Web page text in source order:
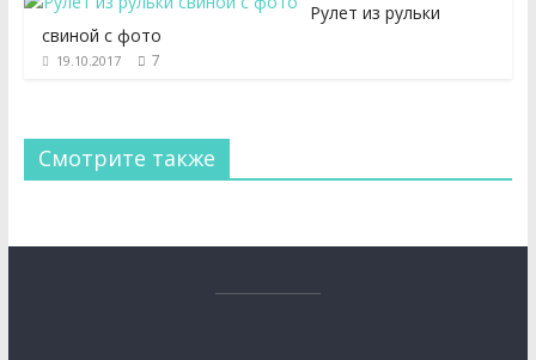
Рулет из рульки
свиной с фото
19.10.2017 7
Смотрите также